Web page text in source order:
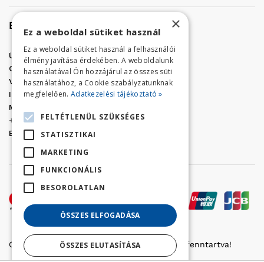
Elérhetőség
Üzletünk címe:
Szolnok, Vércse út 17.
Golf Center Áruház:06 (56) 423-324
VÁR-Kert Áruház: 06 (56) 429-771
Iroda:06 (56) 421-857
Megrendelés, termék információ:
+36 (70) 938-3356
E-mail:
golfaruhaz@gmail.com
Copyright © 2022 Golfker Kft. - Minden jog fenntartva!
×
Ez a weboldal sütiket használ
Ez a weboldal sütiket használ a felhasználói
élmény javítása érdekében. A weboldalunk
használatával Ön hozzájárul az összes süti
használatához, a Cookie szabályzatunknak
megfelelően. Adatkezelési tájékoztató »
FELTÉTLENÜL SZÜKSÉGES
STATISZTIKAI
MARKETING
FUNKCIONÁLIS
BESOROLATLAN
ÖSSZES ELFOGADÁSA
ÖSSZES ELUTASÍTÁSA